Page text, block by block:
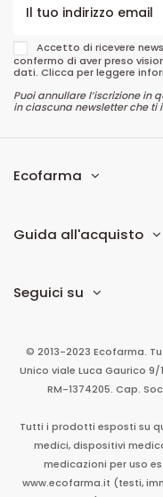
Accetto di ricevere
confermo di aver preso
dati. Clicca per leggere
Puoi annullare l’iscrizione in
in ciascuna newsletter che ti
Ecofarma
Guida all'acquisto
Seguici su
© 2013-2023 Ecofarma.
Unico viale Luca Gaurico 9/
RM-1374205. Cap.
Tutti i prodotti esposti su
medici, dispositivi
medicazioni per uso
www.ecofarma.it (testi,